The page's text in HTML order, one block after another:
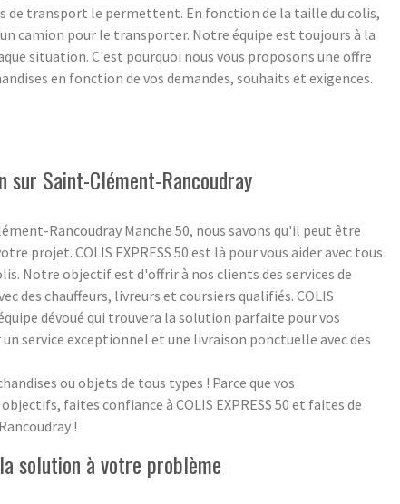
de transport le permettent. En fonction de la taille du colis,
camion pour le transporter. Notre équipe est toujours à la
situation. C'est pourquoi nous vous proposons une offre
en fonction de vos demandes, souhaits et exigences.
sur Saint-Clément-Rancoudray
Rancoudray Manche 50, nous savons qu'il peut être
projet. COLIS EXPRESS 50 est là pour vous aider avec tous
Notre objectif est d'offrir à nos clients des services de
des chauffeurs, livreurs et coursiers qualifiés. COLIS
dévoué qui trouvera la solution parfaite pour vos
service exceptionnel et une livraison ponctuelle avec des
ou objets de tous types ! Parce que vos
faites confiance à COLIS EXPRESS 50 et faites de
!
solution à votre problème